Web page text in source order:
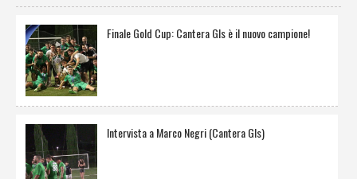
Finale Gold Cup: Cantera Gls è il nuovo campione!
Intervista a Marco Negri (Cantera Gls)